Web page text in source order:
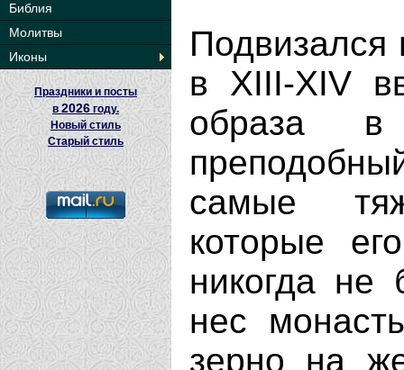
Библия
Молитвы
Иконы
Праздники и посты
в 2026 году.
Новый стиль
Старый стиль
в XIII-XIV
образа в
самые
которые
никогда не
нес
зерно на